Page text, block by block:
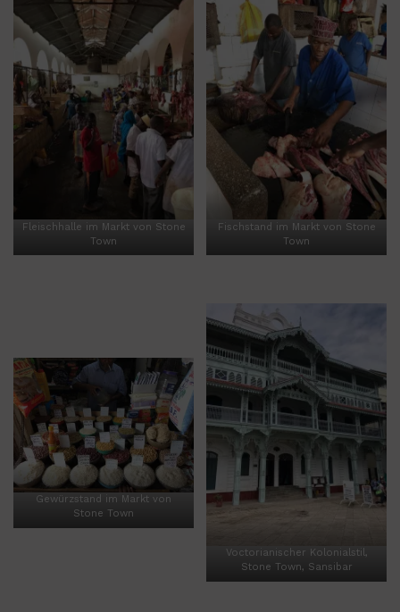
Fleischhalle im Markt von Stone
Town
Fischstand im Markt von Stone
Town
Gewürzstand im Markt von
Stone Town
Voctorianischer Kolonialstil,
Stone Town, Sansibar